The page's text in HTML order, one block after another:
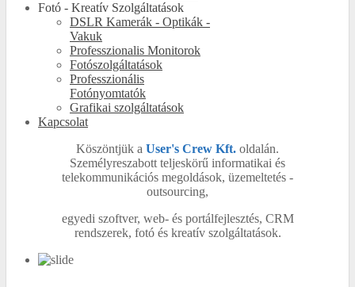
Fotó - Kreatív Szolgáltatások
DSLR Kamerák - Optikák -
Vakuk
Professzionalis Monitorok
Fotószolgáltatások
Professzionális
Fotónyomtatók
Grafikai szolgáltatások
Kapcsolat
Köszöntjük a User's Crew Kft. oldalán.
Személyreszabott teljeskörű informatikai és
telekommunikációs megoldások, üzemeltetés -
outsourcing,
egyedi szoftver, web- és portálfejlesztés, CRM
rendszerek, fotó és kreatív szolgáltatások.